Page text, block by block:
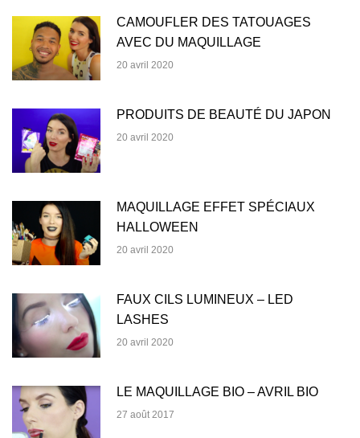
CAMOUFLER DES TATOUAGES
AVEC DU MAQUILLAGE
20 avril 2020
PRODUITS DE BEAUTÉ DU JAPON
20 avril 2020
MAQUILLAGE EFFET SPÉCIAUX
HALLOWEEN
20 avril 2020
FAUX CILS LUMINEUX – LED
LASHES
20 avril 2020
LE MAQUILLAGE BIO – AVRIL BIO
27 août 2017